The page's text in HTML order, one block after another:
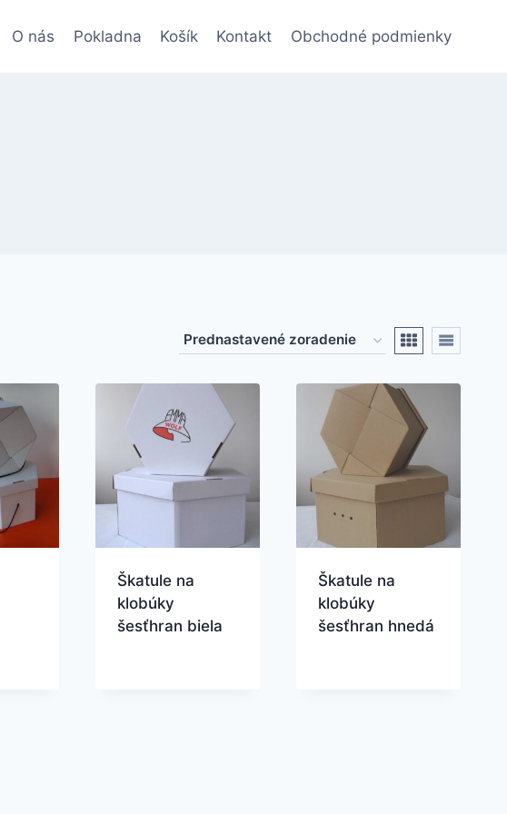
O nás Pokladna Košík Kontakt Obchodné podmienky
Škatule na
klobúky
šesťhran biela
Škatule na
klobúky
šesťhran hnedá